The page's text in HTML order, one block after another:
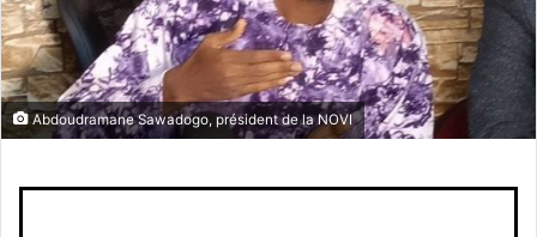
n
c
o
u
r
i
Abdoudramane Sawadogo, président de la NOVI